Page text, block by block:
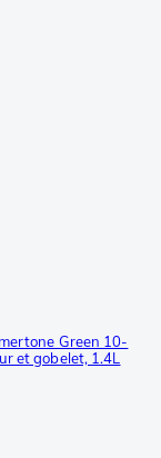
Green 10-
et gobelet, 1.4L